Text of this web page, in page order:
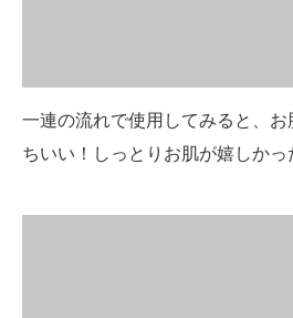
一連の流れで使用してみると、
ちいい！しっとりお肌が嬉しかっ